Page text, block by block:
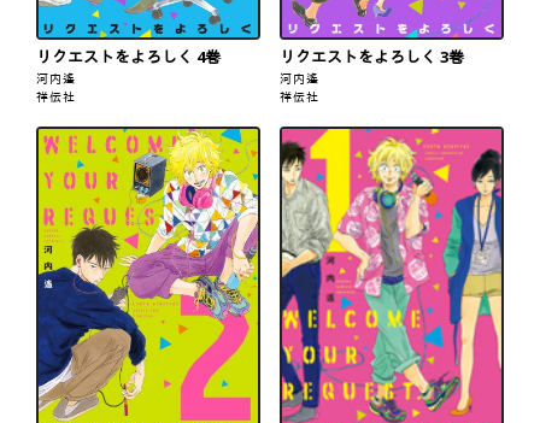
リクエストをよろしく 4巻
河内遙
祥伝社
リクエストをよろしく 3巻
河内遙
祥伝社